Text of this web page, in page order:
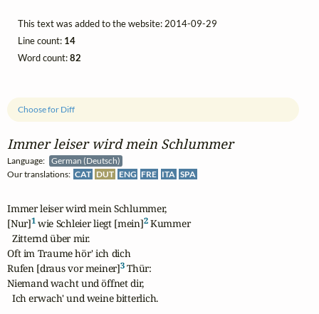
Immer leiser wird mein Schlummer
Language:
German (Deutsch)
Our translations: CAT DUT ENG FRE ITA SPA
Choose for Diff
Immer leiser wird mein Schlummer,
[Nur]1 wie Schleier liegt [mein]2 Kummer
  Zitternd über mir.
Oft im Traume hör' ich dich
Rufen [draus vor meiner]3 Thür:
Niemand wacht und öffnet dir,
  Ich erwach' und weine bitterlich.
This text was added to the website: 2014-09-29
Line count: 14
Word count:82